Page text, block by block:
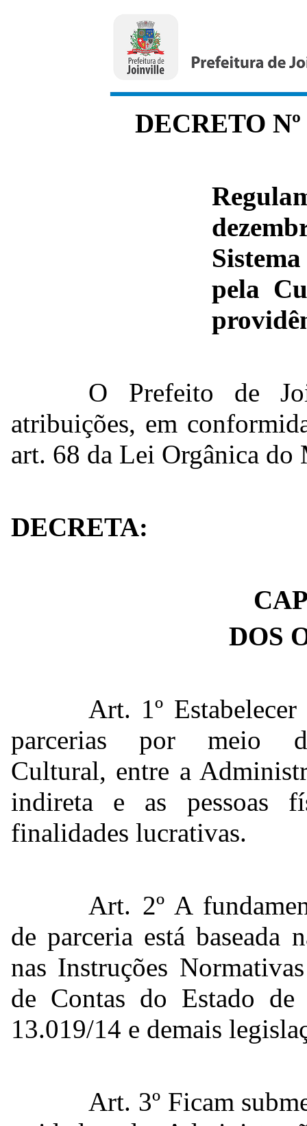
DECRETO
pela
O Prefeito de
atribuições, em
art. 68 da Lei Orgânica
DECRETA:
DOS
Art. 1º
parcerias por meio
Cultural, entre a
indireta e as pessoas
finalidades lucrativas.
Art. 2º A
de parceria está
nas Instruções
de Contas do Estado de
13.019/14 e demais
Art. 3º Ficam